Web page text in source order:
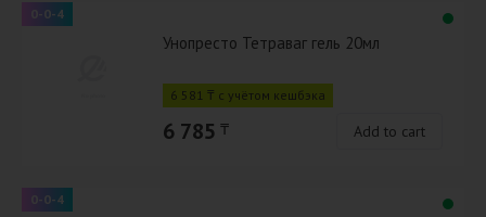
0-0-4
Унопресто Тетраваг гель 20мл
6 581 ₸ с учётом кешбэка
6 785 ₸ Add to cart
0-0-4